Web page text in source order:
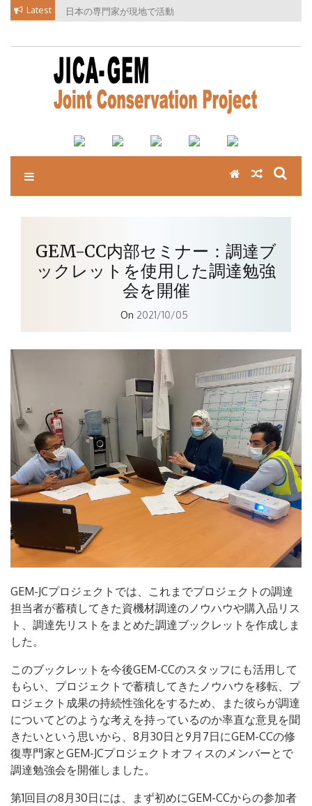
Skip Latest 日本の専門家が現地で活動
GEM-CC内部セミナー：調達ブ
ックレットを使用した調達勉強
会を開催
On 2021/10/05
GEM-JCプロジェクトでは、これまでプロジェクトの調達
担当者が蓄積してきた資機材調達のノウハウや購入品リス
ト、調達先リストをまとめた調達ブックレットを作成しま
した。
このブックレットを今後GEM-CCのスタッフにも活用して
もらい、プロジェクトで蓄積してきたノウハウを移転、プ
ロジェクト成果の持続性強化をするため、また彼らが調達
についてどのような考えを持っているのか率直な意見を聞
きたいという思いから、8月30日と9月7日にGEM-CCの修
復専門家とGEM-JCプロジェクトオフィスのメンバーとで
調達勉強会を開催しました。
第1回目の8月30日には、まず初めにGEM-CCからの参加者